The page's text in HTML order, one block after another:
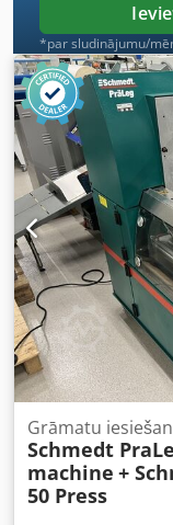
*par sludinājumu/
Grāmatu
Schmedt
machine +
50 Press